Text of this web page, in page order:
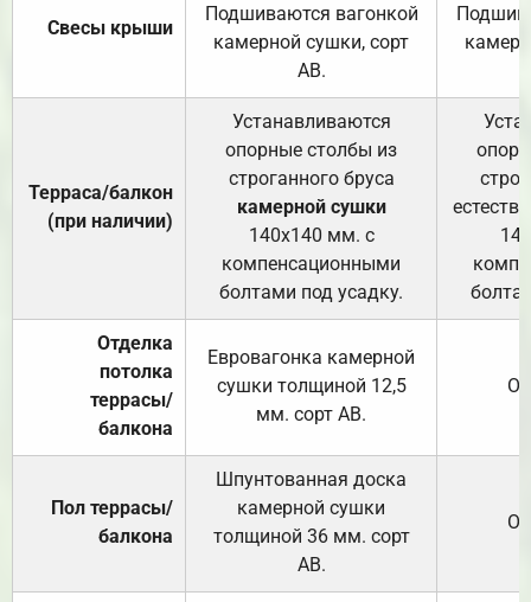
Свесы крыши
Подшиваются вагонкой
камерной сушки, сорт
АВ.
Терраса/балкон
(при наличии)
Устанавливаются
опорные столбы из
строганного бруса
камерной сушки
140х140 мм. с
компенсационными
болтами под усадку.
Отделка
потолка
террасы/
балкона
Евровагонка камерной
сушки толщиной 12,5
мм. сорт АВ.
Пол террасы/
балкона
Шпунтованная доска
камерной сушки
толщиной 36 мм. сорт
АВ.